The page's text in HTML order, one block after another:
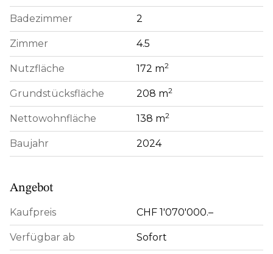
Badezimmer 2
Zimmer 4.5
Nutzfläche 172 m2
Grundstücksfläche 208 m2
Nettowohnfläche 138 m2
Baujahr 2024
Angebot
Kaufpreis CHF 1'070'000.–
Verfügbar ab Sofort